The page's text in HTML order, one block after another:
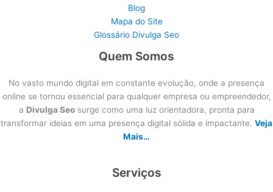
Blog
Mapa do Site
Glossário Divulga Seo
Quem Somos
No vasto mundo digital em constante evolução, onde a presença
online se tornou essencial para qualquer empresa ou empreendedor,
a Divulga Seosurge como uma luz orientadora, pronta para
transformar ideias em uma presença digital sólida e impactante. Veja
Mais…
Serviços